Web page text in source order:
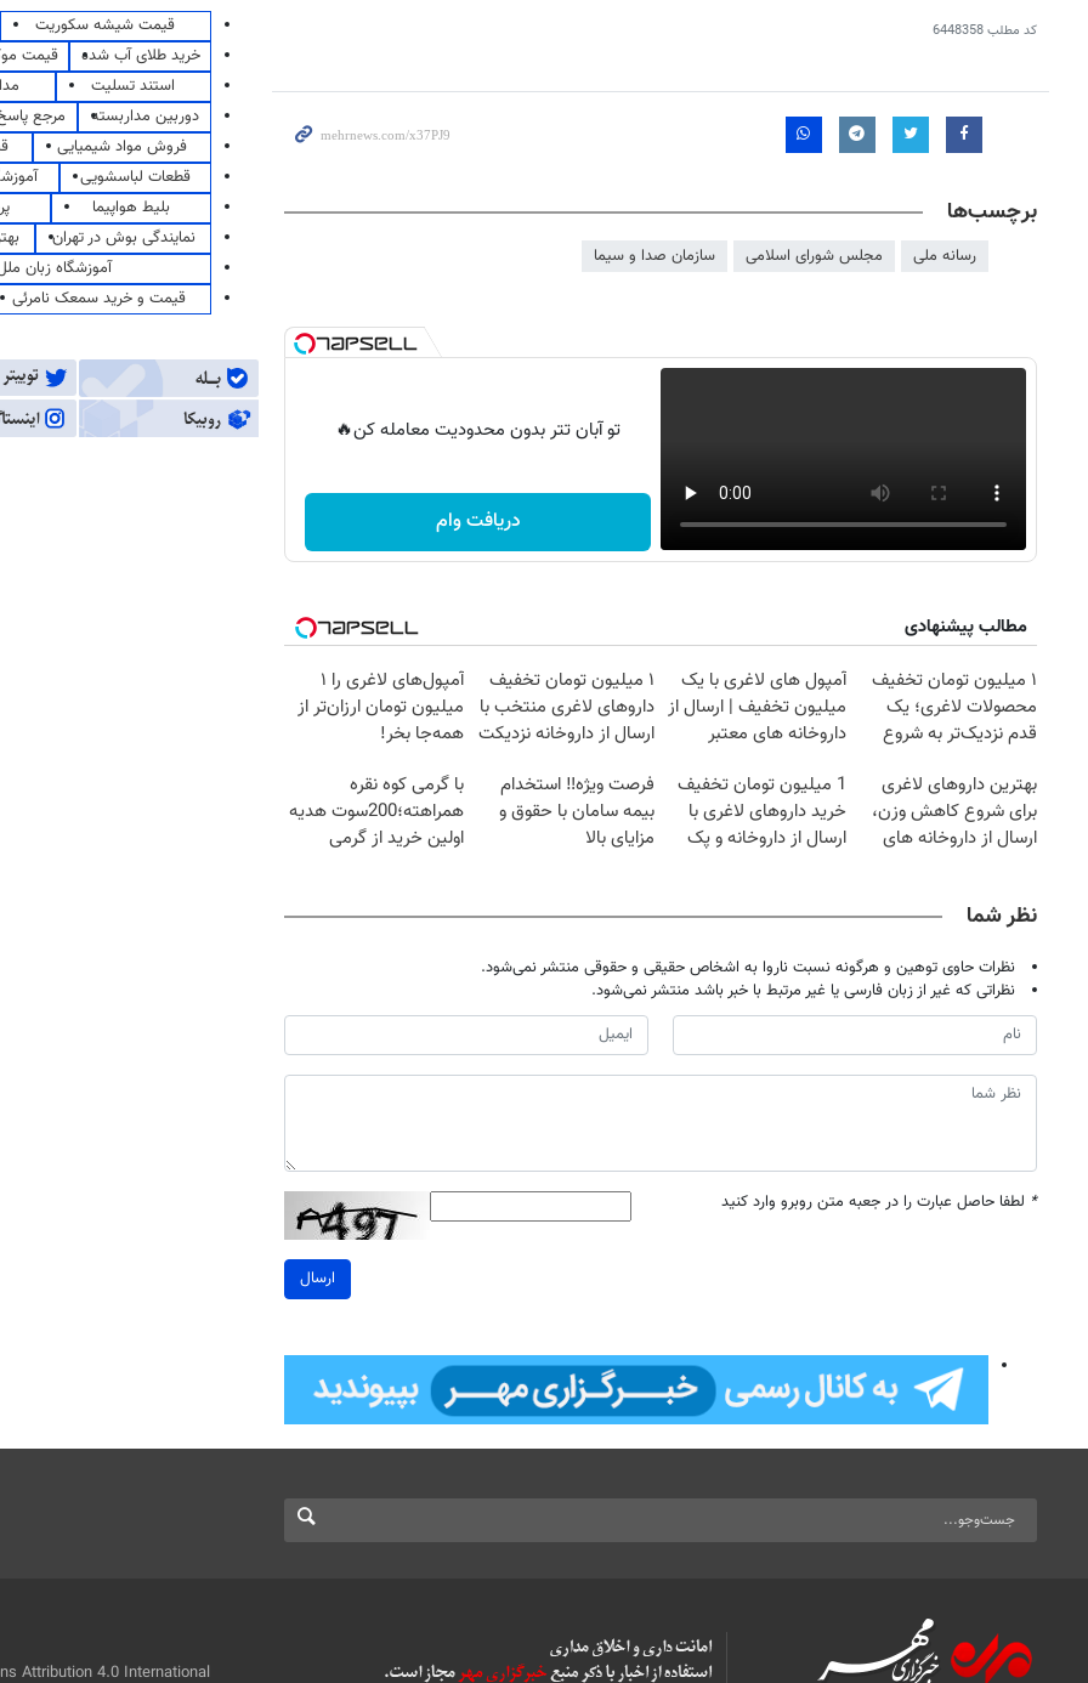
کد مطلب6448358
برچسب‌ها
رسانه ملی مجلس شورای اسلامی سازمان صدا و سیما
تو آبان تتر بدون محدودیت معامله کن🔥
دریافت وام
مطالب پیشنهادی
۱ میلیون تومان تخفیف
محصولات لاغری؛ یک
قدم نزدیک‌تر به شروع
آمپول های لاغری با یک
میلیون تخفیف | ارسال از
داروخانه های معتبر
۱ میلیون تومان تخفیف
داروهای لاغری منتخب با
ارسال از داروخانه نزدیکت
آمپول‌های لاغری را ۱
میلیون تومان ارزان‌تر از
همه‌جا بخر!
بهترین داروهای لاغری
برای شروع کاهش وزن،
ارسال از داروخانه های
1 میلیون تومان تخفیف
خرید داروهای لاغری با
ارسال از داروخانه و پک
فرصت ویژه‼️ استخدام
بیمه سامان با حقوق و
مزایای بالا
با گرمی کوه نقره
همراهته؛200سوت هدیه
اولین خرید از گرمی
نظر شما
نظرات حاوی توهین و هرگونه نسبت ناروا به اشخاص حقیقی و حقوقی منتشر نمی‌شود.
نظراتی که غیر از زبان فارسی یا غیر مرتبط با خبر باشد منتشر نمی‌شود.
* لطفا حاصل عبارت را در جعبه متن روبرو وارد کنید
ارسال
قیمت شیشه سکوریت
خرید طلای آب شده
قیمت
استند تسلیت
دوربین مداربسته
مرجع
فروش مواد شیمیایی
قطعات لباسشویی
بلیط هواپیما
نمایندگی بوش در تهران
آموزشگاه زبان
قیمت و خرید سمعک نامرئی
Attribution 4.0 International